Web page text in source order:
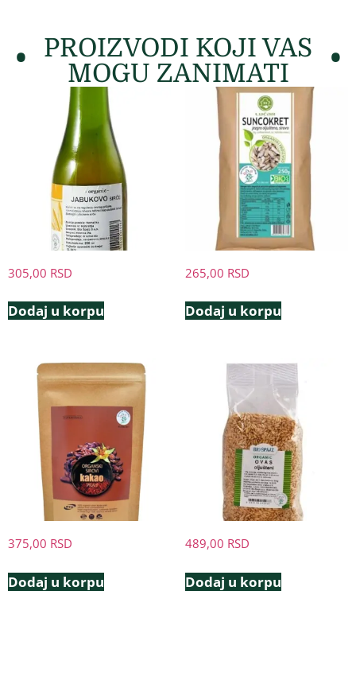
PROIZVODI KOJI VAS
MOGU ZANIMATI
305,00 RSD
Dodaj u korpu
265,00 RSD
Dodaj u korpu
375,00 RSD
Dodaj u korpu
489,00 RSD
Dodaj u korpu